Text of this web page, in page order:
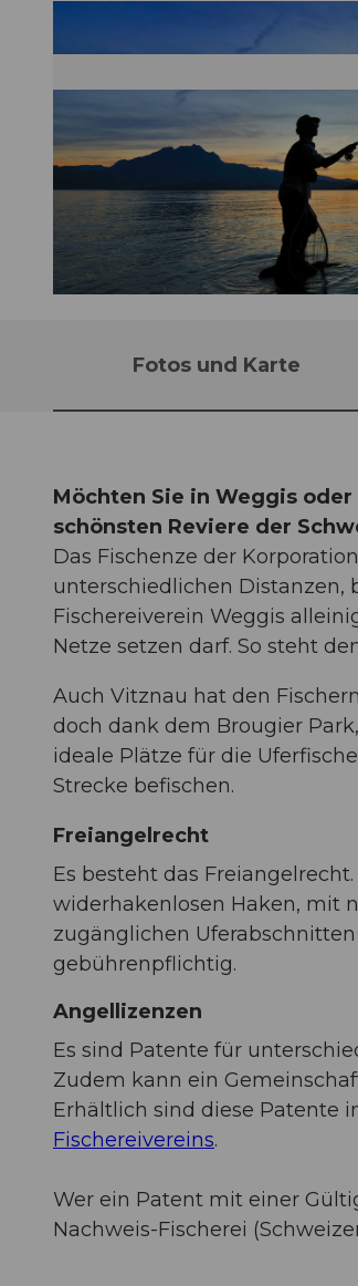
Fotos und Karte
Möchten Sie in Weggis
schönsten Reviere der
Das Fischenze der
unterschiedlichen Distanzen,
Fischereiverein Weggis
Netze setzen darf. So steht
Auch Vitznau hat den
doch dank dem Brougier
ideale Plätze für die
Strecke befischen.
Freiangelrecht
Es besteht das
widerhakenlosen Haken, mit
zugänglichen
gebührenpflichtig.
Angellizenzen
Es sind Patente für
Zudem kann ein
Erhältlich sind diese Patente
Fischereivereins.
Wer ein Patent mit einer
Nachweis-Fischerei